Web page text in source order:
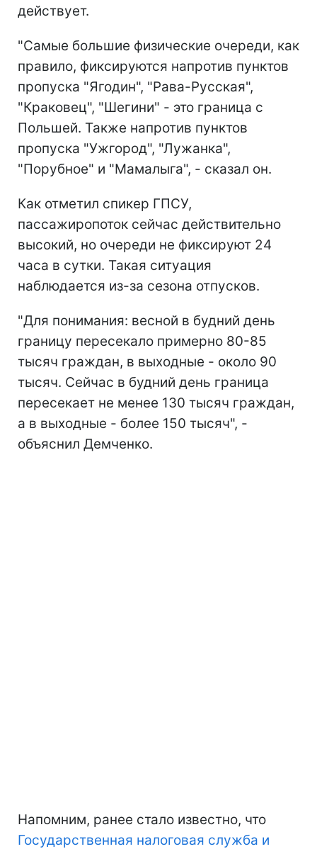
действует.
"Самые большие физические очереди, как
правило, фиксируются напротив пунктов
пропуска "Ягодин", "Рава-Русская",
"Краковец", "Шегини" - это граница с
Польшей. Также напротив пунктов
пропуска "Ужгород", "Лужанка",
"Порубное" и "Мамалыга", - сказал он.
Как отметил спикер ГПСУ,
пассажиропоток сейчас действительно
высокий, но очереди не фиксируют 24
часа в сутки. Такая ситуация
наблюдается из-за сезона отпусков.
"Для понимания: весной в будний день
границу пересекало примерно 80-85
тысяч граждан, в выходные - около 90
тысяч. Сейчас в будний день граница
пересекает не менее 130 тысяч граждан,
а в выходные - более 150 тысяч", -
объяснил Демченко.
Напомним, ранее стало известно, что
Государственная налоговая служба и